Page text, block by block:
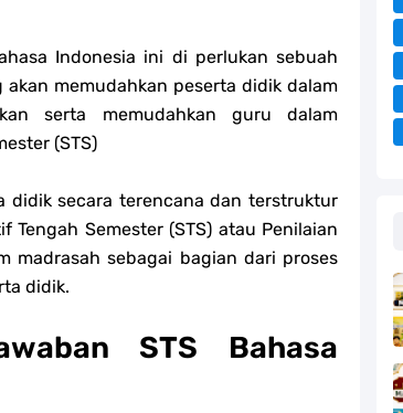
Indonesia ini di perlukan sebuah
akan memudahkan peserta didik dalam
serta memudahkan guru dalam
(STS)
didik secara terencana dan terstruktur
Tengah Semester (STS) atau Penilaian
madrasah sebagai bagian dari proses
didik.
STS Bahasa